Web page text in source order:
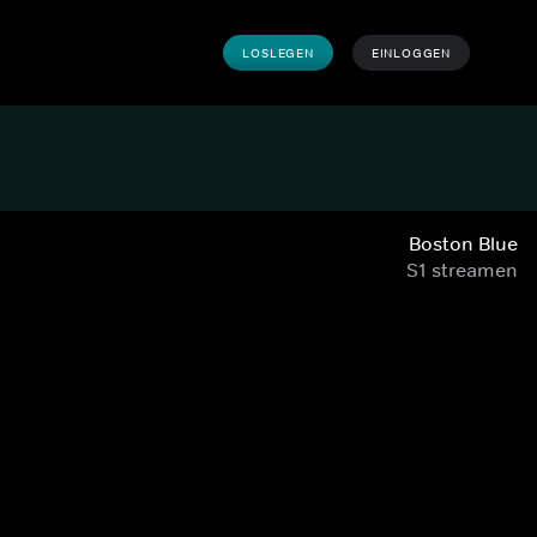
LOSLEGEN EINLOGGEN
Boston Blue
S1 streamen